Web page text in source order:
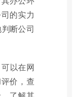
的实力
断公司
以在网
价，查